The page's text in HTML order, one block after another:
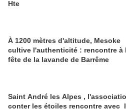
Hte
À 1200 mètres d'altitude, Mesoke
cultive l'authenticité : rencontre à
fête de la lavande de Barrême
Saint André les Alpes ,
conter les étoiles rencontre avec